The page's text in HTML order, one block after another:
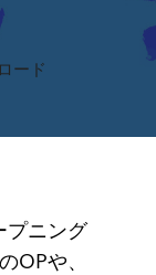
ード
プニング
OPや、